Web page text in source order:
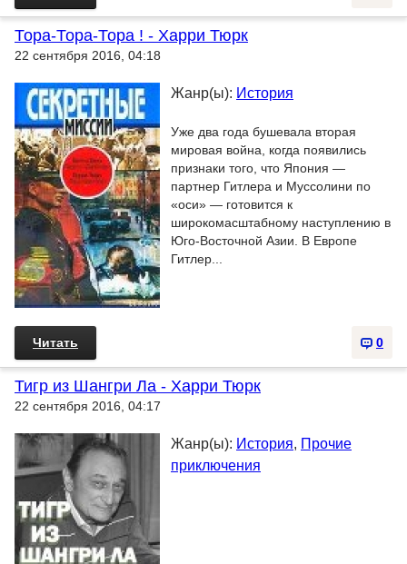
Тора-Тора-Тора ! - Харри Тюрк
22 сентября 2016, 04:18
Жанр(ы): История
Уже два года бушевала вторая
мировая война, когда появились
признаки того, что Япония —
партнер Гитлера и Муссолини по
«оси» — готовится к
широкомасштабному наступлению в
Юго-Восточной Азии. В Европе
Гитлер...
0
Читать
Тигр из Шангри Ла - Харри Тюрк
22 сентября 2016, 04:17
Жанр(ы): История, Прочие
приключения